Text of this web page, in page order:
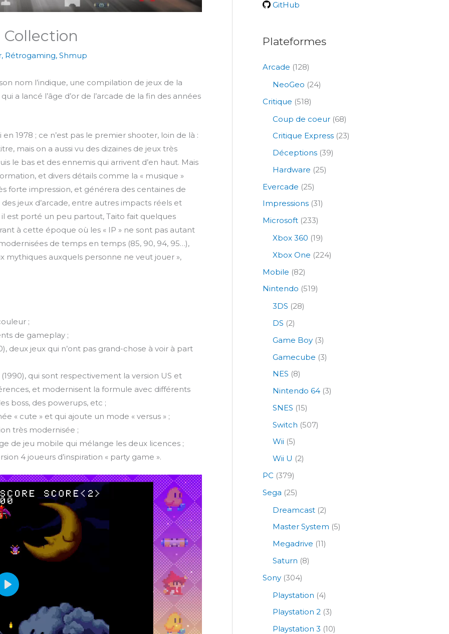
, Rétrogaming, Shmup
nom l’indique, une compilation de jeux de la
a lancé l’âge d’or de l’arcade de la fin des années
1978 ; ce n’est pas le premier shooter, loin de là :
mais on a aussi vu des dizaines de jeux très
le bas et des ennemis qui arrivent d’en haut. Mais
et divers détails comme la « musique »
forte impression, et générera des centaines de
jeux d’arcade, entre autres impacts réels et
est porté un peu partout, Taito fait quelques
à cette époque où les « IP » ne sont pas autant
de temps en temps (85, 90, 94, 95…),
mythiques auxquels personne ne veut jouer »,
;
de gameplay ;
deux jeux qui n’ont pas grand-chose à voir à part
qui sont respectivement la version US et
et modernisent la formule avec différents
boss, des powerups, etc ;
« cute » et qui ajoute un mode « versus » ;
très modernisée ;
de jeu mobile qui mélange les deux licences ;
4 joueurs d’inspiration « party game ».
P
a
r
GitHub
Plateformes
Arcade (128)
NeoGeo (24)
Critique (518)
Coup de coeur (68)
Critique Express (23)
Déceptions (39)
Hardware (25)
Evercade (25)
Impressions (31)
Microsoft (233)
Xbox 360 (19)
Xbox One (224)
Mobile (82)
Nintendo (519)
3DS (28)
DS (2)
Game Boy (3)
Gamecube (3)
NES (8)
Nintendo 64 (3)
SNES (15)
Switch (507)
Wii (5)
Wii U (2)
PC (379)
Sega (25)
Dreamcast (2)
Master System (5)
Megadrive (11)
Saturn (8)
Sony (304)
Playstation (4)
Playstation 2 (3)
Playstation 3 (10)